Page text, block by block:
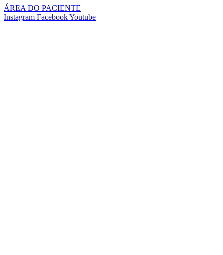
Pular
para
ÁREA DO PACIENTE
Instagram FacebookYoutube